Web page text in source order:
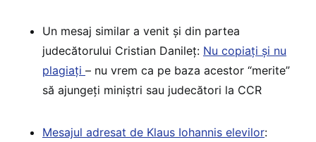
Un mesaj similar a venit și din partea
judecătorului Cristian Danileț: Nu copiați și nu
plagiați – nu vrem ca pe baza acestor “merite”
să ajungeți miniștri sau judecători la CCR
Mesajul adresat de Klaus Iohannis elevilor: